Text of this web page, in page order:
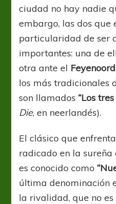
ciudad no hay nadie
embargo, las dos que
particularidad de ser
importantes: una de
otra ante el Feyenoord
los más tradicionales
son llamados“Los
Die, en neerlandés).
El clásico que
radicado en la sureña
es conocido como
última denominación
la rivalidad, que no